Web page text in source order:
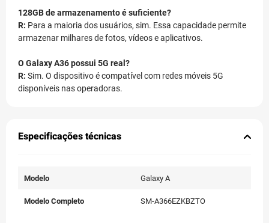
128GB de armazenamento é suficiente?
R: Para a maioria dos usuários, sim. Essa capacidade permite
armazenar milhares de fotos, vídeos e aplicativos.
O Galaxy A36 possui 5G real?
R: Sim. O dispositivo é compatível com redes móveis 5G
disponíveis nas operadoras.
Especificações técnicas
Modelo Galaxy A
Modelo Completo SM-A366EZKBZTO